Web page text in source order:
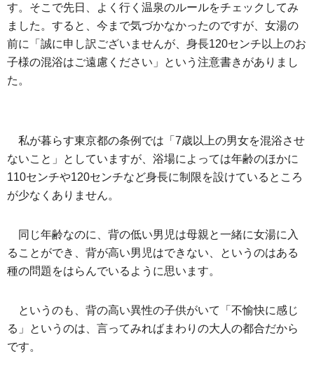
す。そこで先日、よく行く温泉のルールをチェックしてみ
ました。すると、今まで気づかなかったのですが、女湯の
前に「誠に申し訳ございませんが、身長120センチ以上のお
子様の混浴はご遠慮ください」という注意書きがありまし
た。
私が暮らす東京都の条例では「7歳以上の男女を混浴させ
ないこと」としていますが、浴場によっては年齢のほかに
110センチや120センチなど身長に制限を設けているところ
が少なくありません。
同じ年齢なのに、背の低い男児は母親と一緒に女湯に入
ることができ、背が高い男児はできない、というのはある
種の問題をはらんでいるように思います。
というのも、背の高い異性の子供がいて「不愉快に感じ
る」というのは、言ってみればまわりの大人の都合だから
です。